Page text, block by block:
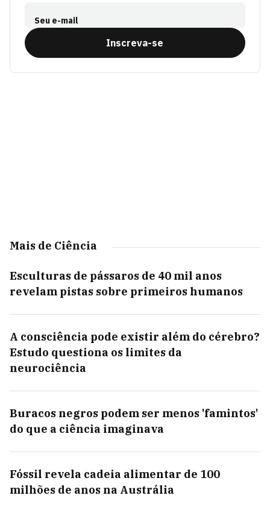
Seu e-mail
Inscreva-se
Mais de Ciência
Esculturas de pássaros de 40 mil anos
revelam pistas sobre primeiros humanos
A consciência pode existir além do cérebro?
Estudo questiona os limites da
neurociência
Buracos negros podem ser menos 'famintos'
do que a ciência imaginava
Fóssil revela cadeia alimentar de 100
milhões de anos na Austrália